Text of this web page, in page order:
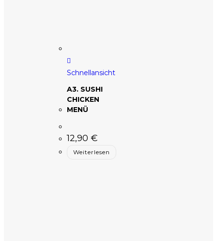
Schnellansicht
A3. SUSHI
CHICKEN
MENÜ
12,90 €
Weiterlesen